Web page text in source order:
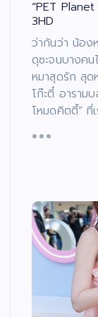
“PET
3HD
ว่ากันว่า น้อ
ดุซะจนบางคน
หมาสุดรัก สุด
โก๊ะตี๋ อาราม
โหมดคิตตี้” ที่